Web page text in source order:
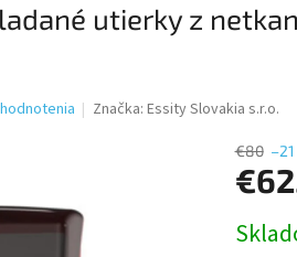
utierky z
Značka:Essity Slovakia s.r.o.
€80
cena: